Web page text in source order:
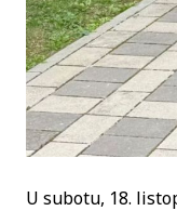
U subotu, 18.